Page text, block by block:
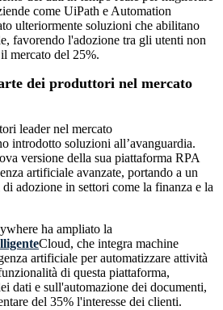
come UiPath e Automation
ulteriormente soluzioni che abilitano
favorendo l'adozione tra gli utenti non
mercato del 25%.
dei produttori nel mercato
leader nel mercato
introdotto soluzioni all’avanguardia.
versione della sua piattaforma RPA
artificiale avanzate, portando a un
adozione in settori come la finanza e la
ha ampliato la
Cloud, che integra machine
artificiale per automatizzare attività
di questa piattaforma,
dati e sull'automazione dei documenti,
del 35% l'interesse dei clienti.